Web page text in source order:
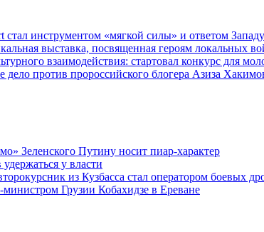
стал инструментом «мягкой силы» и ответом Западу
выставка, посвященная героям локальных
взаимодействия: стартовал конкурс для
дело против пророссийского блогера Азиза
Зеленского Путину носит пиар-характер
у власти
из Кузбасса стал оператором боевых
Грузии Кобахидзе в Ереване